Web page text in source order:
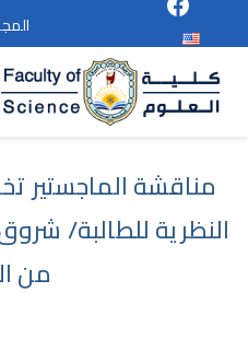
مناقشة الماجستير
النظرية للطالبة/
من